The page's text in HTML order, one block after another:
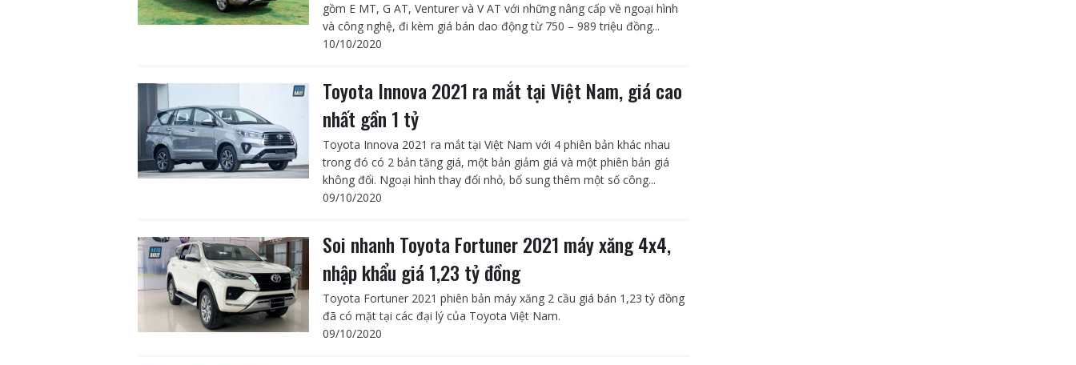
gồm E MT, G AT, Venturer và V AT với những nâng cấp về ngoại hình
và công nghệ, đi kèm giá bán dao động từ 750 – 989 triệu đồng...
10/10/2020
Toyota Innova 2021 ra mắt tại Việt Nam, giá cao
nhất gần 1 tỷ
Toyota Innova 2021 ra mắt tại Việt Nam với 4 phiên bản khác nhau
trong đó có 2 bản tăng giá, một bản giảm giá và một phiên bản giá
không đổi. Ngoại hình thay đổi nhỏ, bổ sung thêm một số công...
09/10/2020
Soi nhanh Toyota Fortuner 2021 máy xăng 4x4,
nhập khẩu giá 1,23 tỷ đồng
Toyota Fortuner 2021 phiên bản máy xăng 2 cầu giá bán 1,23 tỷ đồng
đã có mặt tại các đại lý của Toyota Việt Nam.
09/10/2020